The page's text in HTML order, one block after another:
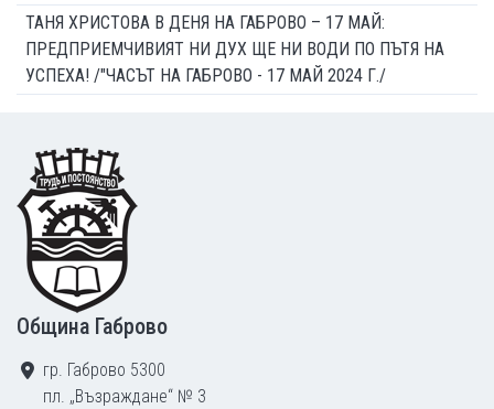
ТАНЯ ХРИСТОВА В ДЕНЯ НА ГАБРОВО – 17 МАЙ:
ПРЕДПРИЕМЧИВИЯТ НИ ДУХ ЩЕ НИ ВОДИ ПО ПЪТЯ НА
УСПЕХА! /"ЧАСЪТ НА ГАБРОВО - 17 МАЙ 2024 Г./
Footer
Община Габрово
гр. Габрово 5300
пл. „Възраждане“ № 3